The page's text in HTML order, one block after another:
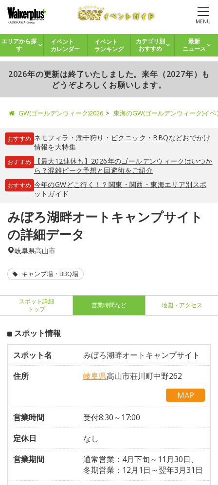
MENU
エリアから探
す
イベント
カレンダー
イベント
ランキング
カテゴリ別
おすすめ
最新
ニュース
2026年の更新は終了いたしました。来年（2027年）も
どうぞよろしくお願いします。
GW(ゴールデンウィーク)2026 東海のGW(ゴールデンウィーク)イ
おすすめ ネモフィラ ・ 潮干狩り ・ ピクニック ・ BBQなどおでかけ
情報を大特集
おすすめ
【最大12連休も】2026年のゴールデンウィークはいつか
ら？混雑ピーク予想と回避術をご紹介
おすすめ 今年のGWどこ行く！？関東・関西・東海エリア別スポ
ットガイド
みぼろ湖畔オートキャンプサイト
の詳細データ
岐阜県高山市
キャンプ場・BBQ場
スポット詳細
トップ
営業時間など 地図・アクセス
スポット情報
スポット名
みぼろ湖畔オートキャンプサイト
住所
岐阜県高山市荘川町中野262
MAP
営業時間
受付8:30～17:00
定休日
なし
営業期間
通常営業：4月下旬～11月30日、
冬期営業：12月1日～翌年3月31日